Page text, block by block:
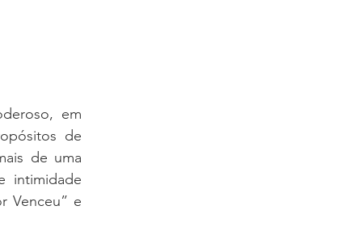
em
de
de uma
intimidade
Venceu” e